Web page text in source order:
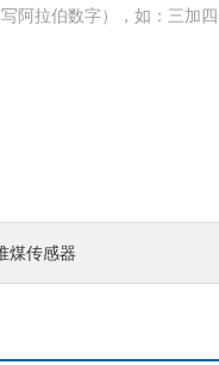
阿拉伯数字），如：三加
煤传感器